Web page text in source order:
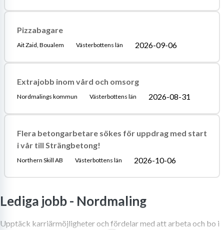
Pizzabagare
Ait Zaid, Boualem Västerbottens län 2026-09-06
Extrajobb inom vård och omsorg
Nordmalings kommun Västerbottens län 2026-08-31
Flera betongarbetare sökes för uppdrag med start
i vår till Strängbetong!
Northern Skill AB Västerbottens län 2026-10-06
Lediga jobb - Nordmaling
Upptäck karriärmöjligheter och fördelar med att arbeta och bo i